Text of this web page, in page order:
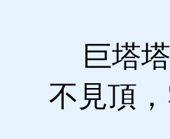
巨塔塔
不見頂